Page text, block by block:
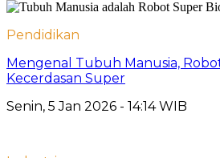
Pendidikan
Mengenal Tubuh Manusia,
Kecerdasan Super
Senin, 5 Jan 2026 - 14:14 WIB